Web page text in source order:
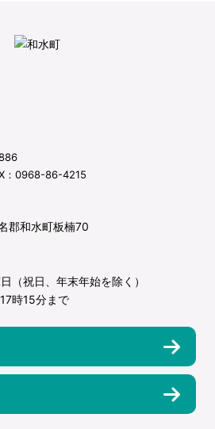
：0968-86-4215
和水町板楠70
（祝日、年末年始を除く）
時15分まで